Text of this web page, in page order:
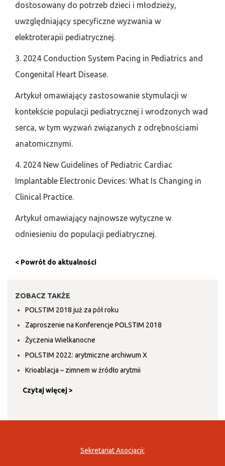
dostosowany do potrzeb dzieci i młodzieży,
uwzględniający specyficzne wyzwania w
elektroterapii pediatrycznej.
3. 2024 Conduction System Pacing in Pediatrics and
Congenital Heart Disease.
Artykuł omawiający zastosowanie stymulacji w
kontekście populacji pediatrycznej i wrodzonych wad
serca, w tym wyzwań związanych z odrębnościami
anatomicznymi.
4. 2024 New Guidelines of Pediatric Cardiac
Implantable Electronic Devices: What Is Changing in
Clinical Practice.
Artykuł omawiający najnowsze wytyczne w
odniesieniu do populacji pediatrycznej.
< Powrót do aktualności
ZOBACZ TAKŻE
POLSTIM 2018 już za pół roku
Zaproszenie na Konferencje POLSTIM 2018
Życzenia Wielkanocne
POLSTIM 2022: arytmiczne archiwum X
Krioablacja – zimnem w źródło arytmii
Czytaj więcej >
Sekretariat Asocjacji: